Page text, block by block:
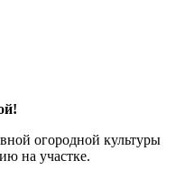
огородной культуры
на участке.